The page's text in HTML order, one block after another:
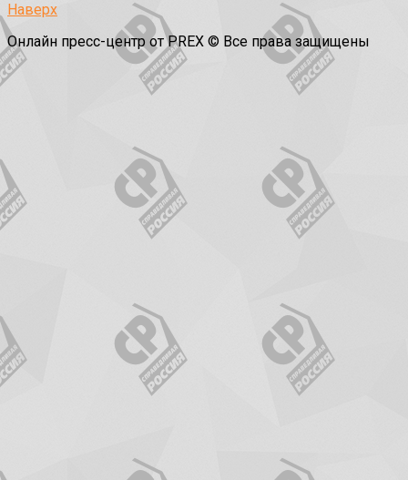
Наверх
Онлайн пресс-центр от PREX © Все права защищены